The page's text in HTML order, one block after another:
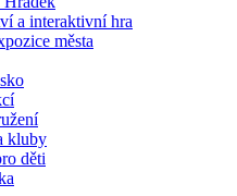
a interaktivní hra
města
kluby
děti